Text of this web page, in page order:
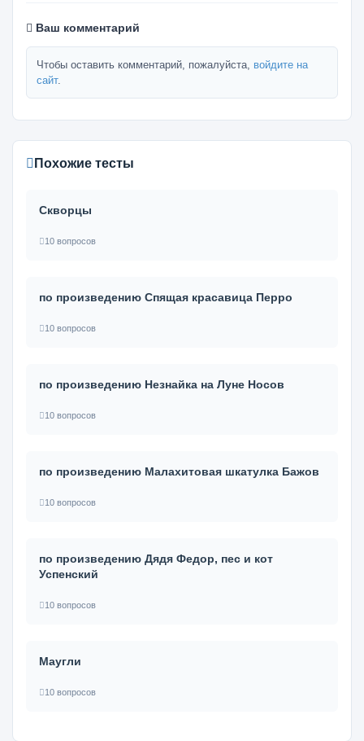
Ваш комментарий
Чтобы оставить комментарий, пожалуйста, войдите на
сайт.
Похожие тесты
Скворцы
10 вопросов
по произведению Спящая красавица Перро
10 вопросов
по произведению Незнайка на Луне Носов
10 вопросов
по произведению Малахитовая шкатулка Бажов
10 вопросов
по произведению Дядя Федор, пес и кот
Успенский
10 вопросов
Маугли
10 вопросов